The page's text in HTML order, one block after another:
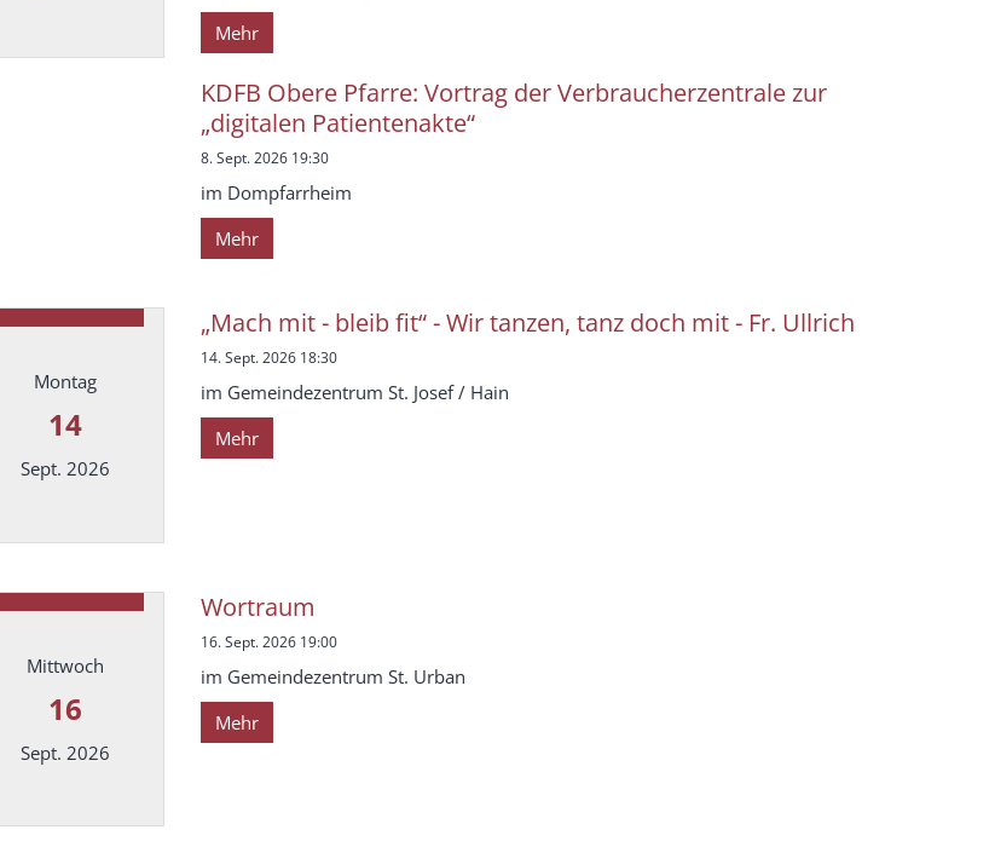
Mehr
KDFB Obere Pfarre: Vortrag der Verbraucherzentrale zur
„digitalen Patientenakte“
8. Sept. 2026 19:30
im Dompfarrheim
Mehr
Montag
14
Sept. 2026
„Mach mit - bleib fit“ - Wir tanzen, tanz doch mit - Fr. Ullrich
14. Sept. 2026 18:30
im Gemeindezentrum St. Josef / Hain
Mehr
Mittwoch
16
Sept. 2026
Wortraum
16. Sept. 2026 19:00
im Gemeindezentrum St. Urban
Mehr